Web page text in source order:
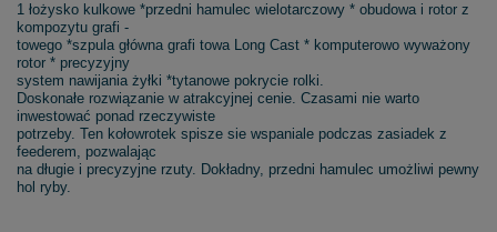
1 łożysko kulkowe *przedni hamulec wielotarczowy * obudowa i rotor z
kompozytu grafi -
towego *szpula główna grafi towa Long Cast * komputerowo wyważony
rotor * precyzyjny
system nawijania żyłki *tytanowe pokrycie rolki.
Doskonałe rozwiązanie w atrakcyjnej cenie. Czasami nie warto
inwestować ponad rzeczywiste
potrzeby. Ten kołowrotek spisze sie wspaniale podczas zasiadek z
feederem, pozwalając
na długie i precyzyjne rzuty. Dokładny, przedni hamulec umożliwi pewny
hol ryby.